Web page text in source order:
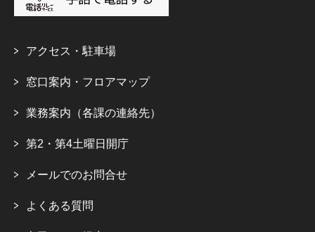
アクセス・駐車場
窓口案内・フロアマップ
業務案内（各課の連絡先）
第2・第4土曜日開庁
メールでのお問合せ
よくある質問